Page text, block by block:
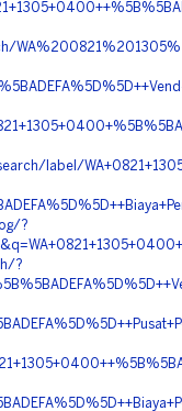
label/
?
?